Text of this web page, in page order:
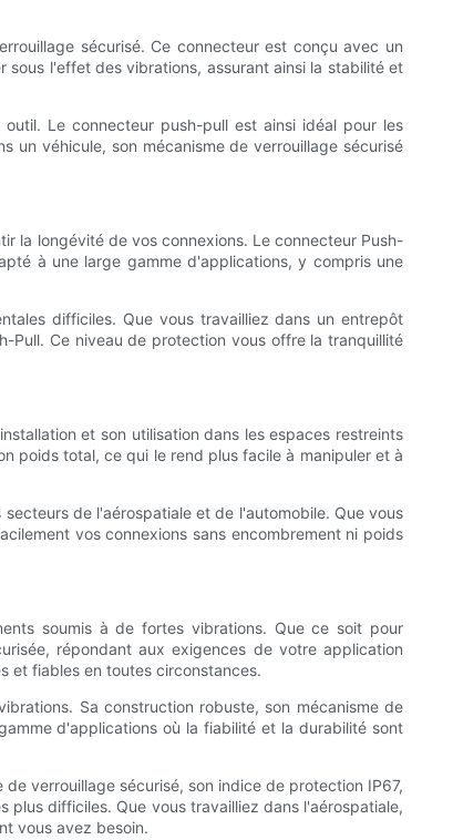
sécurisé. Ce connecteur est conçu avec un
sous l'effet des vibrations, assurant ainsi la stabilité et
Le connecteur push-pull est ainsi idéal pour les
un véhicule, son mécanisme de verrouillage sécurisé
la longévité de vos connexions. Le connecteur Push-
à une large gamme d'applications, y compris une
difficiles. Que vous travailliez dans un entrepôt
Pull. Ce niveau de protection vous offre la tranquillité
et son utilisation dans les espaces restreints
poids total, ce qui le rend plus facile à manipuler et à
de l'aérospatiale et de l'automobile. Que vous
vos connexions sans encombrement ni poids
soumis à de fortes vibrations. Que ce soit pour
répondant aux exigences de votre application
et fiables en toutes circonstances.
Sa construction robuste, son mécanisme de
d'applications où la fiabilité et la durabilité sont
verrouillage sécurisé, son indice de protection IP67,
difficiles. Que vous travailliez dans l'aérospatiale,
vous avez besoin.